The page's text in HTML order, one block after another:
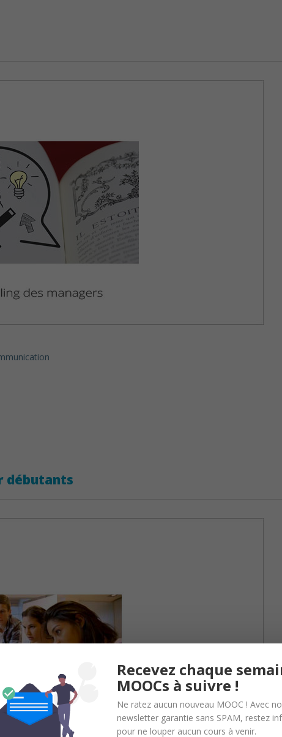
débutants
Recevez chaque
MOOCs à suivre !
Ne ratez aucun nouveau MOOC ! Avec
newsletter garantie sans SPAM, restez
pour ne louper aucun cours à venir.